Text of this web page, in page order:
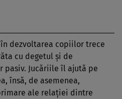
dezvoltarea copiilor trece
cu degetul şi de
pasiv. Jucăriile îl ajută pe
însă, de asemenea,
ale relaţiei dintre